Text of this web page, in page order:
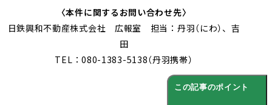
〈本件に関するお問い合わせ先〉
日鉄興和不動産株式会社 広報室 担当：丹羽（にわ）、吉
田
TEL：080-1383-5138（丹羽携帯）
この記事のポイント